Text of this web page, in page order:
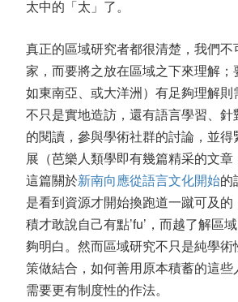
太中的「太」了。
真正的區域研究者都很清楚，我們不
家，而要將之放在區域之下來理解
如東南亞、或大洋洲）有足夠理解則
不只是實地造訪，還有語言學習、
的閱讀，參與學術社群的討論，並
展（芭樂人類學即有幾篇精采的文
這篇關於新南向應從語言文化開始的
是看到資源才開始換跑道一蹴可及
積才敢說自己有點’fu’，而越了解區
夠明白。然而區域研究不只是純學
策做結合，如何善用原本積蓄的這
需要更有制度性的作法。